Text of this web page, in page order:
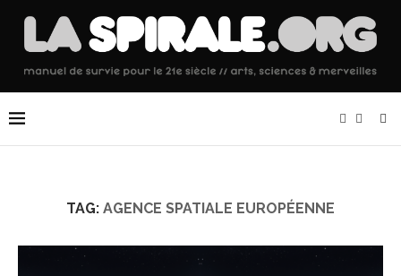
TAG: AGENCE SPATIALE EUROPÉENNE